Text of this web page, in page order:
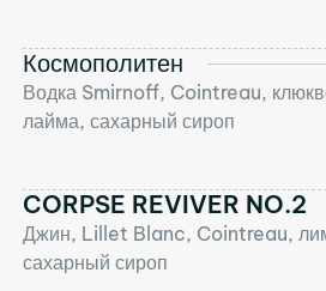
Космополитен
Водка Smirnoff, Cointreau,
лайма, сахарный сироп
CORPSE REVIVER NO.2
Джин, Lillet Blanc, Cointreau,
сахарный сироп